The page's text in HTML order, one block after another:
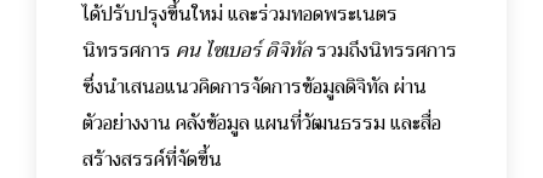
ได้ปรับปรุงขึ้นใหม่ และร่วมทอดพระเนตร
นิทรรศการ คน ไซเบอร์ ดิจิทัลรวมถึงนิทรรศการ
ซึ่งนำเสนอแนวคิดการจัดการข้อมูลดิจิทัล ผ่าน
ตัวอย่างงาน คลังข้อมูล แผนที่วัฒนธรรม และสื่อ
สร้างสรรค์ที่จัดขึ้น